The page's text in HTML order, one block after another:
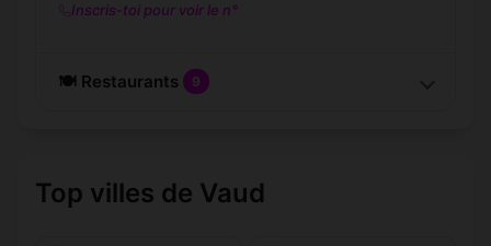
Inscris-toi pour voir le n°
🍽️ Restaurants 9
Top villes de Vaud